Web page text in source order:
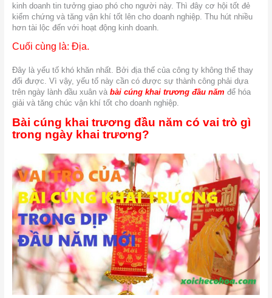
kinh doanh tin tưởng giao phó cho người này. Thì đây cơ hội tốt đẻ
kiểm chứng và tăng vận khí tốt lên cho doanh nghiệp. Thu hút nhiều
hơn tài lộc đến với hoạt động kinh doanh.
Cuối cùng là: Địa.
Đây là yếu tố khó khăn nhất. Bởi địa thế của công ty không thể thay
đổi được. Vì vậy, yếu tố này cần có được sự thành công phải dựa
trên ngày lành đầu xuân và bài cúng khai trương đầu năm để hóa
giải và tăng chúc vận khí tốt cho doanh nghiệp.
Bài cúng khai trương đầu năm có vai trò gì
trong ngày khai trương?